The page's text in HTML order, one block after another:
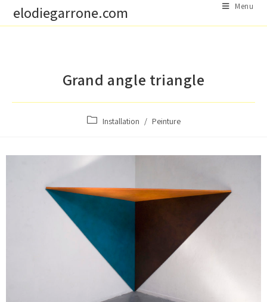
elodiegarrone.com Menu
Grand angle triangle
Installation / Peinture